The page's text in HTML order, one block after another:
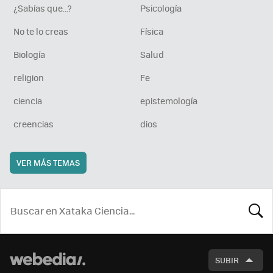
¿Sabías que...?
Psicología
No te lo creas
Física
Biología
Salud
religion
Fe
ciencia
epistemología
creencias
dios
VER MÁS TEMAS
SUBIR